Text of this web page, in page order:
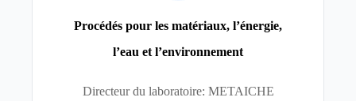
Procédés pour les matériaux, l’énergie,
l’eau et l’environnement
Directeur du laboratoire: METAICHE